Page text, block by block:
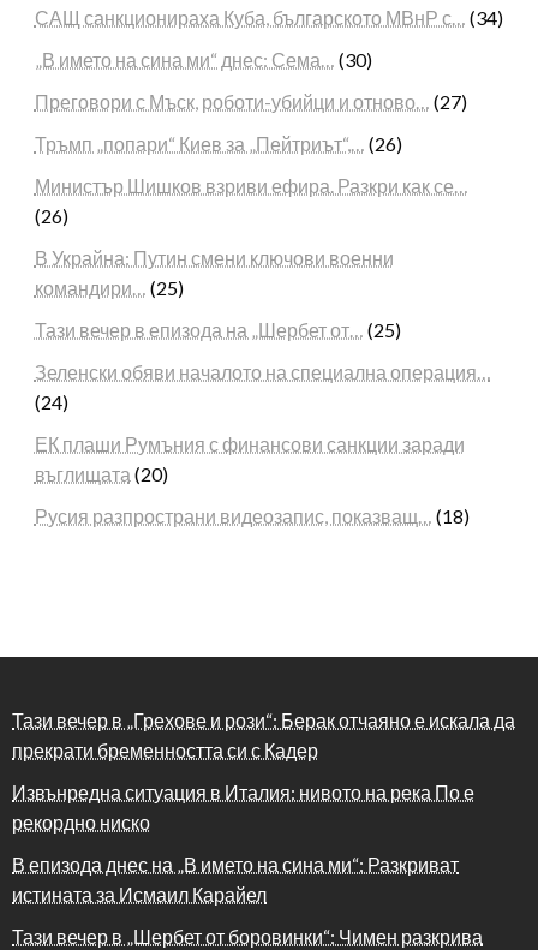
САЩ санкционираха Куба, българското МВнР с… (34)
„В името на сина ми“ днес: Сема… (30)
Преговори с Мъск, роботи-убийци и отново… (27)
Тръмп „попари“ Киев за „Пейтриът“,… (26)
Министър Шишков взриви ефира. Разкри как се…
(26)
В Украйна: Путин смени ключови военни
командири… (25)
Тази вечер в епизода на „Шербет от… (25)
Зеленски обяви началото на специална операция…
(24)
ЕК плаши Румъния с финансови санкции заради
въглищата (20)
Русия разпространи видеозапис, показващ… (18)
Тази вечер в „Грехове и рози“: Берак отчаяно е искала да
прекрати бременността си с Кадер
Извънредна ситуация в Италия: нивото на река По е
рекордно ниско
В епизода днес на „В името на сина ми“: Разкриват
истината за Исмаил Карайел
Тази вечер в „Шербет от боровинки“: Чимен разкрива